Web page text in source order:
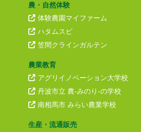
農・自然体験
体験農園マイファーム
ハタムスビ
笠間クラインガルテン
農業教育
アグリイノベーション大学校
丹波市立 農-みのり-の学校
南相馬市 みらい農業学校
生産・流通販売